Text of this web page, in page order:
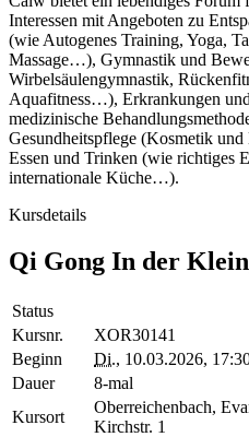
Interessen mit Angeboten zu
(wie Autogenes Training, Yoga,
Massage…), Gymnastik und
Wirbelsäulengymnastik,
Aquafitness…), Erkrankungen
medizinische
Gesundheitspflege (Kosmetik
Essen und Trinken (wie richtiges
internationale Küche…).
Kursdetails
Qi Gong In der
Status
Kursnr.
XOR30141
Beginn
Di., 10.03.2026,
Dauer
8-mal
Kursort
Oberreichenbach,
Kirchstr. 1